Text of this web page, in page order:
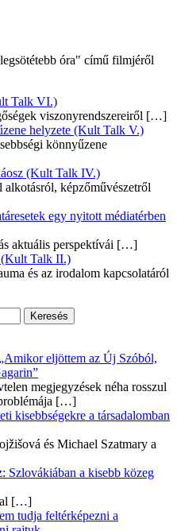
óra" című filmjéről
Talk VI.)
viszonyrendszereiről […]
helyzete (Kult Talk V.)
könnyűzene
(Kult Talk IV.)
képzőművészetről
egy nyitott médiatérben
aktuális perspektívái […]
(Kult Talk II.)
és az irodalom kapcsolatáról
eljöttem az Új Szóból,
megjegyzések néha rosszul
[…]
kisebbségekre a társadalomban
és Michael Szatmary a
Szlovákiában a kisebb közeg
[…]
tudja feltérképezni a